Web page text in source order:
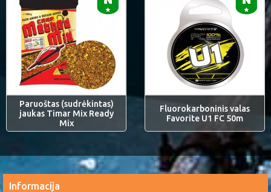
Paruoštas (sudrėkintas)
jaukas Timar Mix Ready
Mix
Fluorokarboninis valas
Favorite U1 FC 50m
Informacija